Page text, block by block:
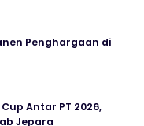
Penghargaan di
Antar PT 2026,
Jepara